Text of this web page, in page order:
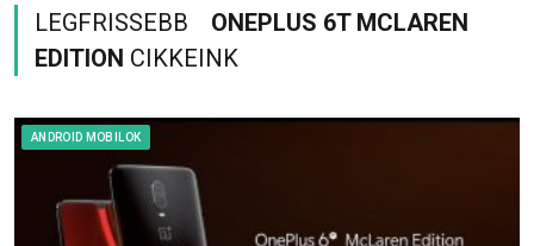
LEGFRISSEBB
ONEPLUS 6T MCLAREN
EDITION CIKKEINK
ANDROID MOBILOK